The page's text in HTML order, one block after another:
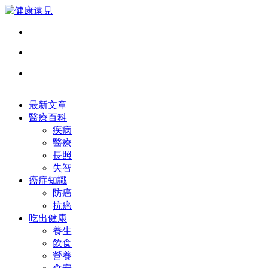
最新文章
醫療百科
疾病
醫療
長照
失智
癌症知識
防癌
抗癌
吃出健康
養生
飲食
營養